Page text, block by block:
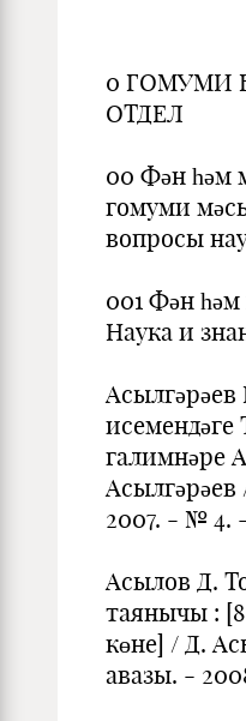
0 ГОМУМИ
ОТДЕЛ
00 Фән һәм
гомуми
вопросы
001 Фән
Наука и
галимнәре
2007. - № 4.
Асылов Д.
таянычы :
көне] / Д.
авазы. -